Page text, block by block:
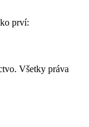
prví:
Všetky práva